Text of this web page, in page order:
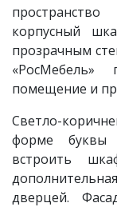
корпусный
прозрачным
«РосМебель»
помещение и
Светло-
форме буквы
встроить
дверцей.